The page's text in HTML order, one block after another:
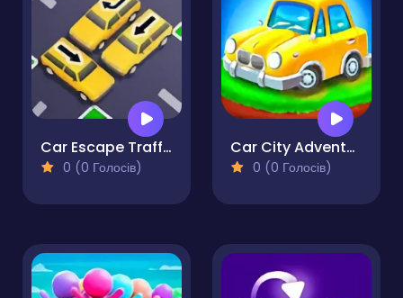
Car Escape Traffic Puzzle Game
0 (0 Голосів)
Car City Adventure
0 (0 Голосів)